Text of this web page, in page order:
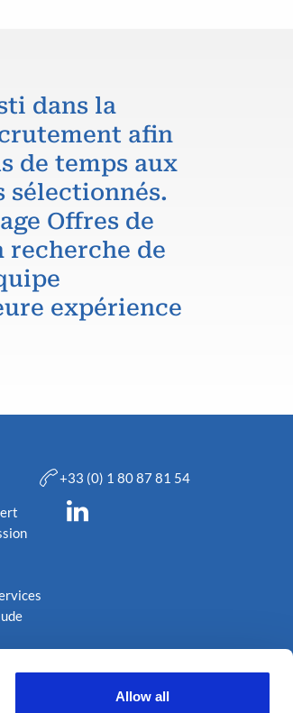
Allow all
dans la
afin
de temps aux
sélectionnés.
Offres de
de
expérience
+33 (0) 1 80 87 81 54